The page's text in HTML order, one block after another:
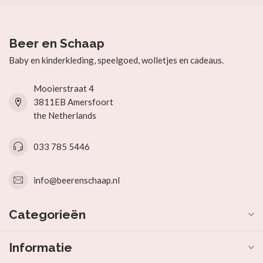
Beer en Schaap
Baby en kinderkleding, speelgoed, wolletjes en cadeaus.
Mooierstraat 4
3811EB Amersfoort
the Netherlands
033 785 5446
info@beerenschaap.nl
Categorieën
Informatie